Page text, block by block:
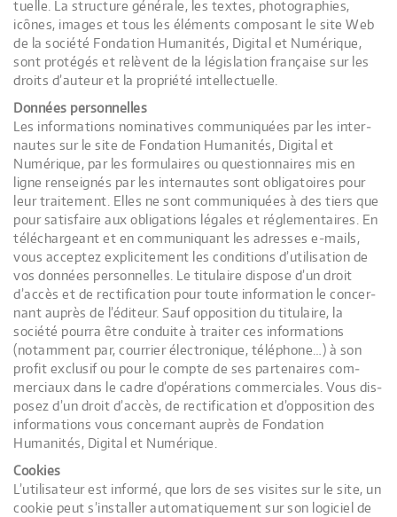
tuelle. La struc­ture géné­rale, les textes, pho­to­gra­phies,
icônes, images et tous les élé­ments com­po­sant le site Web
de la société Fondation Humanités, Digital et Numérique,
sont pro­té­gés et relèvent de la légis­la­tion fran­çaise sur les
droits d’auteur et la pro­priété intel­lec­tuelle.
Don­nées personnelles
Les infor­ma­tions nomi­na­tives com­mu­ni­quées par les inter­
nautes sur le site de Fondation Humanités, Digital et
Numérique, par les for­mu­laires ou ques­tion­naires mis en
ligne ren­sei­gnés par les inter­nautes sont obli­ga­toires pour
leur trai­te­ment. Elles ne sont com­mu­ni­quées à des tiers que
pour satis­faire aux obli­ga­tions légales et régle­men­taires. En
télé­char­geant et en com­mu­ni­quant les adresses e-mails,
vous accep­tez expli­ci­te­ment les condi­tions d’utilisation de
vos don­nées per­son­nelles. Le titu­laire dis­pose d’un droit
d’accès et de rec­ti­fi­ca­tion pour toute infor­ma­tion le concer­
nant auprès de l’éditeur. Sauf oppo­si­tion du titu­laire, la
société pourra être conduite à trai­ter ces infor­ma­tions
(notam­ment par, cour­rier élec­tro­nique, télé­phone…) à son
pro­fit exclu­sif ou pour le compte de ses par­te­naires com­
mer­ciaux dans le cadre d’opérations com­mer­ciales. Vous dis­
po­sez d’un droit d’accès, de rec­ti­fi­ca­tion et d’opposition des
infor­ma­tions vous concer­nant auprès de Fondation
Humanités, Digital et Numérique.
Cookies
L’utilisateur est informé, que lors de ses visites sur le site, un
cookie peut s’installer auto­ma­ti­que­ment sur son logi­ciel de